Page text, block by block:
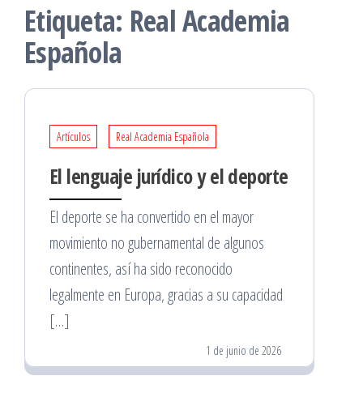
Etiqueta: Real Academia
Española
Artículos Real Academia Española
El lenguaje jurídico y el deporte
El deporte se ha convertido en el mayor
movimiento no gubernamental de algunos
continentes, así ha sido reconocido
legalmente en Europa, gracias a su capacidad
[…]
1 de junio de 2026